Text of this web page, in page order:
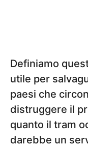
Definiamo
utile per
paesi che
distruggere il
quanto il tram
darebbe un